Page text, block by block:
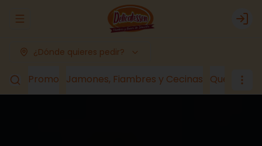
Abrir menu de navegación Login
¿Dónde quieres pedir?
Promo Jamones, Fiambres y Cecinas Quesos